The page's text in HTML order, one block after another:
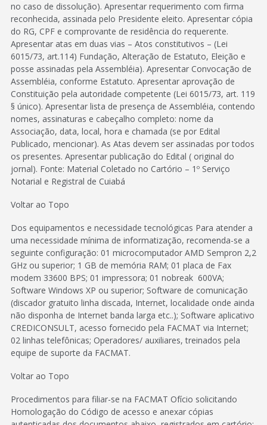
no caso de dissolução). Apresentar requerimento com firma
reconhecida, assinada pelo Presidente eleito. Apresentar cópia
do RG, CPF e comprovante de residência do requerente.
Apresentar atas em duas vias – Atos constitutivos – (Lei
6015/73, art.114) Fundação, Alteração de Estatuto, Eleição e
posse assinadas pela Assembléia). Apresentar Convocação de
Assembléia, conforme Estatuto. Apresentar aprovação de
Constituição pela autoridade competente (Lei 6015/73, art. 119
§ único). Apresentar lista de presença de Assembléia, contendo
nomes, assinaturas e cabeçalho completo: nome da
Associação, data, local, hora e chamada (se por Edital
Publicado, mencionar). As Atas devem ser assinadas por todos
os presentes. Apresentar publicação do Edital ( original do
jornal). Fonte: Material Coletado no Cartório – 1º Serviço
Notarial e Registral de Cuiabá
Voltar ao Topo
Dos equipamentos e necessidade tecnológicas Para atender a
uma necessidade mínima de informatização, recomenda-se a
seguinte configuração: 01 microcomputador AMD Sempron 2,2
GHz ou superior; 1 GB de memória RAM; 01 placa de Fax
modem 33600 BPS; 01 impressora; 01 nobreak 600VA;
Software Windows XP ou superior; Software de comunicação
(discador gratuito linha discada, Internet, localidade onde ainda
não disponha de Internet banda larga etc..); Software aplicativo
CREDICONSULT, acesso fornecido pela FACMAT via Internet;
02 linhas telefônicas; Operadores/ auxiliares, treinados pela
equipe de suporte da FACMAT.
Voltar ao Topo
Procedimentos para filiar-se na FACMAT Ofício solicitando
Homologação do Código de acesso e anexar cópias